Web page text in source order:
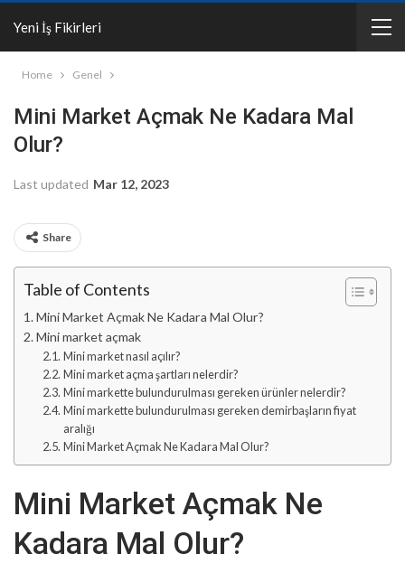
Yeni İş Fikirleri
Home Genel
Mini Market Açmak Ne Kadara Mal
Olur?
Last updated Mar 12, 2023
Share
Table of Contents
Mini Market Açmak Ne Kadara Mal Olur?
Mini market açmak
Mini market nasıl açılır?
Mini market açma şartları nelerdir?
Mini markette bulundurulması gereken ürünler nelerdir?
Mini markette bulundurulması gereken demirbaşların fiyat
aralığı
Mini Market Açmak Ne Kadara Mal Olur?
Mini Market Açmak Ne
Kadara Mal Olur?